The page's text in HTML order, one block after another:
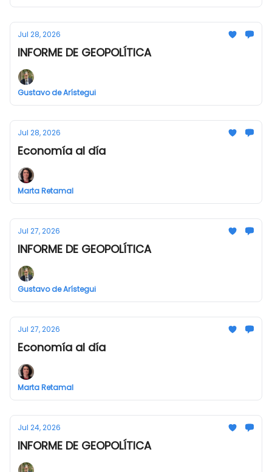
Jul 28, 2026
INFORME DE GEOPOLÍTICA
Gustavo de Arístegui
Jul 28, 2026
Economía al día
Marta Retamal
Jul 27, 2026
INFORME DE GEOPOLÍTICA
Gustavo de Arístegui
Jul 27, 2026
Economía al día
Marta Retamal
Jul 24, 2026
INFORME DE GEOPOLÍTICA